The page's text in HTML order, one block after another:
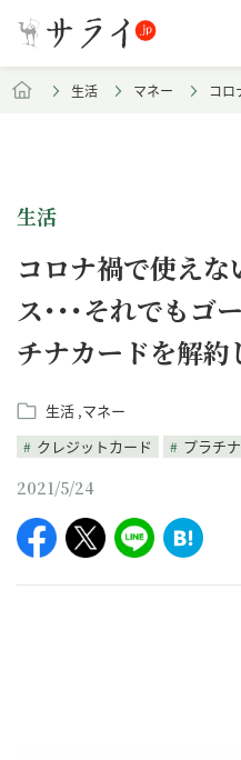
生活 マネー コロ
生活
コロナ禍で使え
ス･･･それでもゴ
チナカードを解約
生活 マネー
クレジットカード
プラチ
2021/5/24